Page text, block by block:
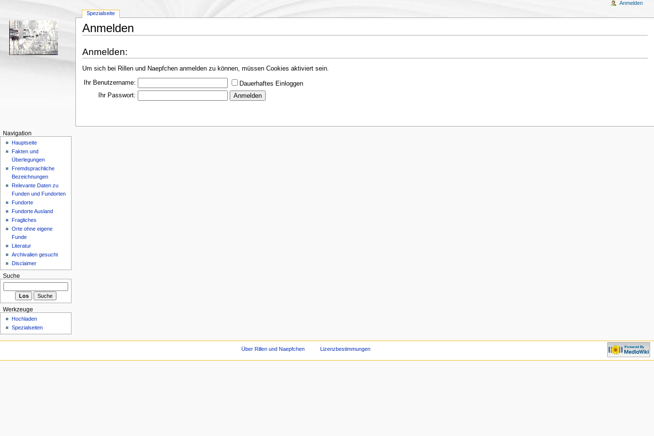
Anmelden
Anmelden:
Um sich bei Rillen und Naepfchen anmelden zu können, müssen Cookies aktiviert sein.
Ihr Benutzername:
Dauerhaftes Einloggen
Ihr Passwort:
Spezialseite
Anmelden
Navigation
Hauptseite
Fakten und
Überlegungen
Fremdsprachliche
Bezeichnungen
Relevante Daten zu
Funden und Fundorten
Fundorte
Fundorte Ausland
Fragliches
Orte ohne eigene
Funde
Literatur
Archivalien gesucht
Disclaimer
Suche
Werkzeuge
Hochladen
Spezialseiten
Über Rillen und Naepfchen Lizenzbestimmungen